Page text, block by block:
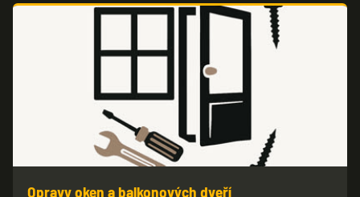
Opravy oken a balkonových dveří